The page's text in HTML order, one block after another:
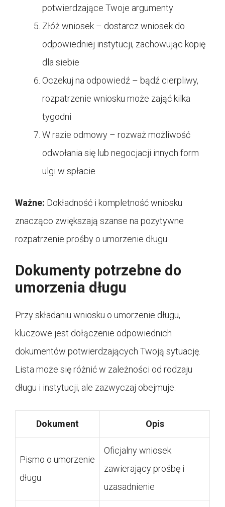
potwierdzające Twoje argumenty
Złóż wniosek – dostarcz wniosek do
odpowiedniej instytucji, zachowując kopię
dla siebie
Oczekuj na odpowiedź – bądź cierpliwy,
rozpatrzenie wniosku może zająć kilka
tygodni
W razie odmowy – rozważ możliwość
odwołania się lub negocjacji innych form
ulgi w spłacie
Ważne: Dokładność i kompletność wniosku
znacząco zwiększają szanse na pozytywne
rozpatrzenie prośby o umorzenie długu.
Dokumenty potrzebne do
umorzenia długu
Przy składaniu wniosku o umorzenie długu,
kluczowe jest dołączenie odpowiednich
dokumentów potwierdzających Twoją sytuację.
Lista może się różnić w zależności od rodzaju
długu i instytucji, ale zazwyczaj obejmuje:
Dokument Opis
Pismo o umorzenie
długu
Oficjalny wniosek
zawierający prośbę i
uzasadnienie